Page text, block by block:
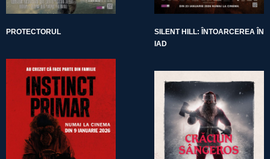
PROTECTORUL
SILENT HILL: ÎNTOARCEREA ÎN
IAD